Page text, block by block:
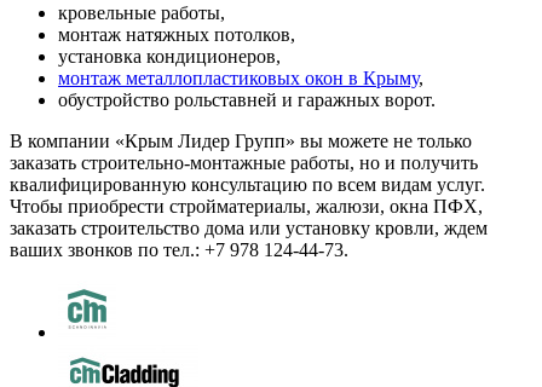
кровельные работы,
монтаж натяжных потолков,
установка кондиционеров,
монтаж металлопластиковых окон в Крыму,
обустройство рольставней и гаражных ворот.
В компании «Крым Лидер Групп» вы можете не только
заказать строительно-монтажные работы, но и получить
квалифицированную консультацию по всем видам услуг.
Чтобы приобрести стройматериалы, жалюзи, окна ПФХ,
заказать строительство дома или установку кровли, ждем
ваших звонков по тел.: +7 978 124-44-73.